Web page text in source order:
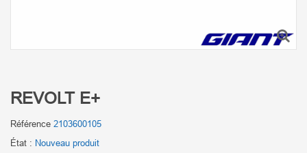
REVOLT E+
Référence 2103600105
État : Nouveau produit